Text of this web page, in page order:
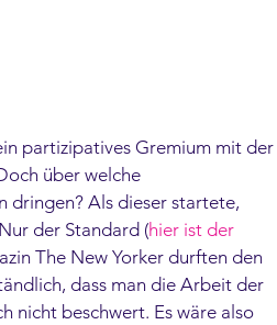
partizipatives Gremium mit der
über welche
dringen? Als dieser startete,
der Standard (hier ist der
The New Yorker durften den
dass man die Arbeit der
nicht beschwert. Es wäre also